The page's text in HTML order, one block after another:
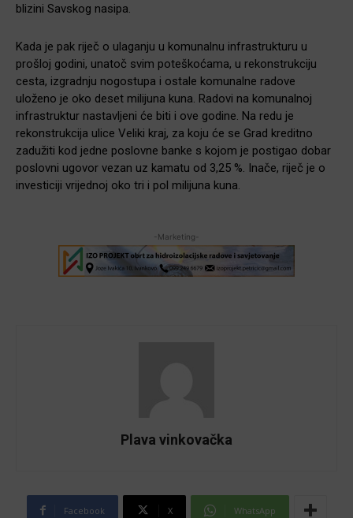
blizini Savskog nasipa.
Kada je pak riječ o ulaganju u komunalnu infrastrukturu u
prošloj godini, unatoč svim poteškoćama, u rekonstrukciju
cesta, izgradnju nogostupa i ostale komunalne radove
uloženo je oko deset milijuna kuna. Radovi na komunalnoj
infrastruktur nastavljeni će biti i ove godine. Na redu je
rekonstrukcija ulice Veliki kraj, za koju će se Grad kreditno
zadužiti kod jedne poslovne banke s kojom je postigao dobar
poslovni ugovor vezan uz kamatu od 3,25 %. Inače, riječ je o
investiciji vrijednoj oko tri i pol milijuna kuna.
-Marketing-
Plava vinkovačka
Facebook X WhatsApp